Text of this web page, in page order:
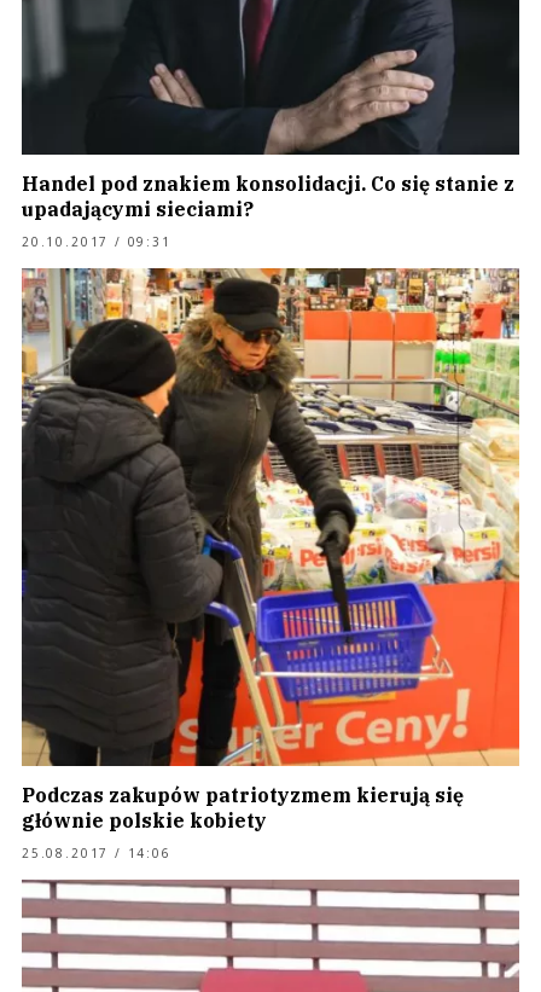
Handel pod znakiem konsolidacji. Co się stanie z
upadającymi sieciami?
20.10.2017 / 09:31
Podczas zakupów patriotyzmem kierują się
głównie polskie kobiety
25.08.2017 / 14:06